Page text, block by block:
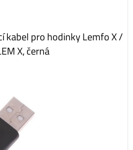
kabel pro hodinky Lemfo X /
X, černá